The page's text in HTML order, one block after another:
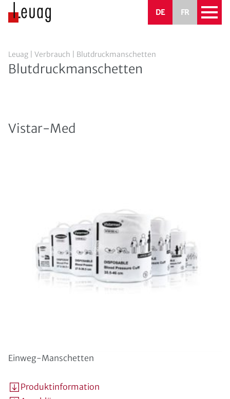
DE FR
Leuag Verbrauch Blutdruckmanschetten
Blutdruckmanschetten
Vistar-Med
Einweg-Manschetten
Produktinformation